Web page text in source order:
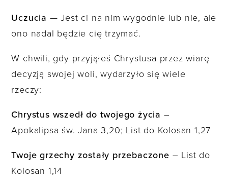
Uczucia — Jest ci na nim wygodnie lub nie, ale
ono nadal będzie cię trzymać.
W chwili, gdy przyjąłeś Chrystusa przez wiarę
decyzją swojej woli, wydarzyło się wiele
rzeczy:
Chrystus wszedł do twojego życia –
Apokalipsa św. Jana 3,20; List do Kolosan 1,27
Twoje grzechy zostały przebaczone – List do
Kolosan 1,14